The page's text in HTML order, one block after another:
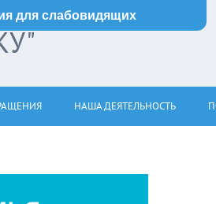
для слабовидящих
НАША ДЕЯТЕЛЬНОСТЬ